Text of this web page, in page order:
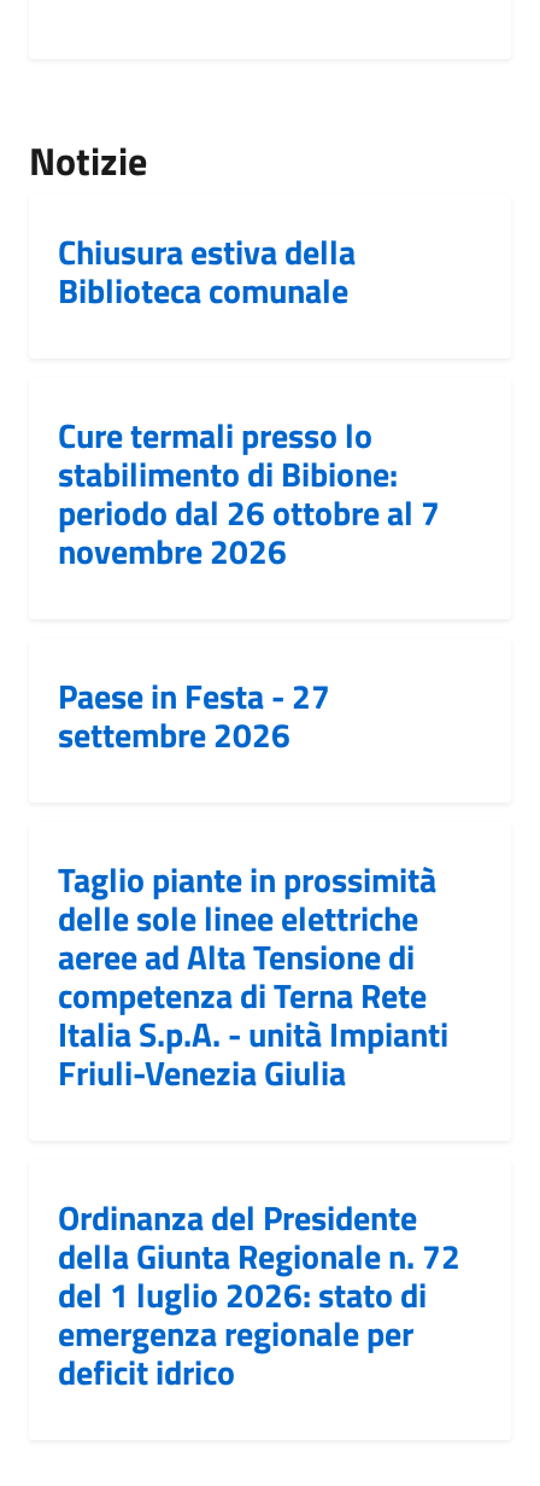
Notizie
Chiusura estiva della
Biblioteca comunale
Cure termali presso lo
stabilimento di Bibione:
periodo dal 26 ottobre al 7
novembre 2026
Paese in Festa - 27
settembre 2026
Taglio piante in prossimità
delle sole linee elettriche
aeree ad Alta Tensione di
competenza di Terna Rete
Italia S.p.A. - unità Impianti
Friuli-Venezia Giulia
Ordinanza del Presidente
della Giunta Regionale n. 72
del 1 luglio 2026: stato di
emergenza regionale per
deficit idrico